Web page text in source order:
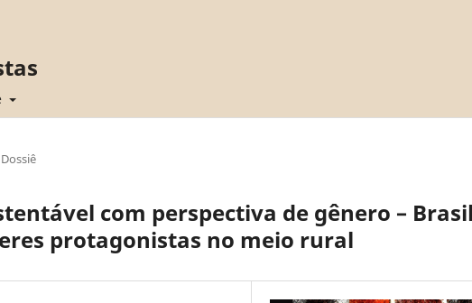
Dossiê
com perspectiva de gênero –
protagonistas no meio rural